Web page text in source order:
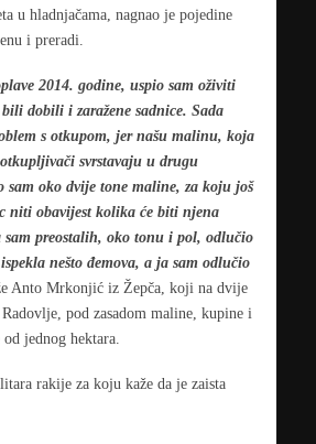
u hladnjačama, nagnao je pojedine
i preradi.
2014. godine, uspio sam oživiti
dobili i zaražene sadnice. Sada
s otkupom, jer našu malinu, koja
svrstavaju u drugu
sam oko dvije tone maline, za koju još
niti obavijest kolika će biti njena
sam preostalih, oko tonu i pol, odlučio
nešto đemova, a ja sam odlučio
Anto Mrkonjić iz Žepča, koji na dvije
pod zasadom maline, kupine i
jednog hektara.
rakije za koju kaže da je zaista